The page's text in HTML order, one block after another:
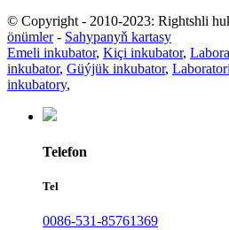
© Copyright - 2010-2023: Rightshli
önümler- Sahypanyň kartasy
Emeli inkubator, Kiçi inkubator,
inkubator, Güýjük inkubator,
inkubatory,
Telefon
Tel
0086-531-85761369